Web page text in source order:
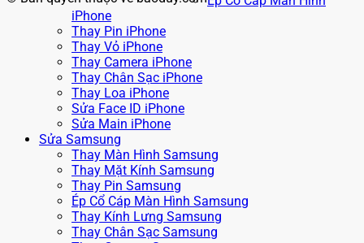
iPhone
Thay Pin iPhone
Thay Vỏ iPhone
Thay Camera iPhone
Thay Chân Sạc iPhone
Thay Loa iPhone
Sửa Face ID iPhone
Sửa Main iPhone
Sửa Samsung
Thay Màn Hình Samsung
Thay Mặt Kính Samsung
Thay Pin Samsung
Ép Cổ Cáp Màn Hình Samsung
Thay Kính Lưng Samsung
Thay Chân Sạc Samsung